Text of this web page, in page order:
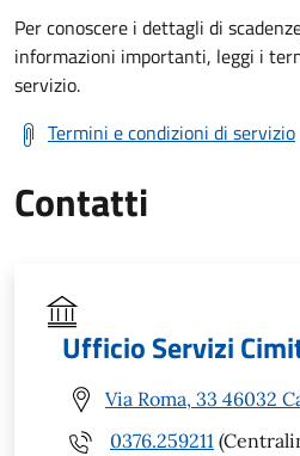
Per conoscere i dettagli di
informazioni importanti, leggi i
servizio.
Termini e condizioni di servizio
Contatti
Ufficio Servizi
Via Roma, 33 46032
0376.259211